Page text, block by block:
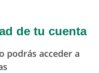
de tu cuenta
podrás acceder a